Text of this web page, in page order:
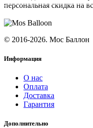
персональная скидка на
© 2016-2026. Мос Баллон
Информация
О нас
Оплата
Доставка
Гарантия
Дополнительно